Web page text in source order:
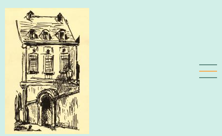
Aller
contenu
principal